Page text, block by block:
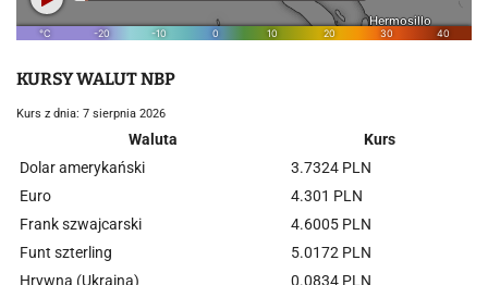
KURSY WALUT NBP
Kurs z dnia: 7 sierpnia 2026
Waluta
Kurs
Dolar amerykański
3.7324 PLN
Euro
4.301 PLN
Frank szwajcarski
4.6005 PLN
Funt szterling
5.0172 PLN
Hrywna (Ukraina)
0.0834 PLN